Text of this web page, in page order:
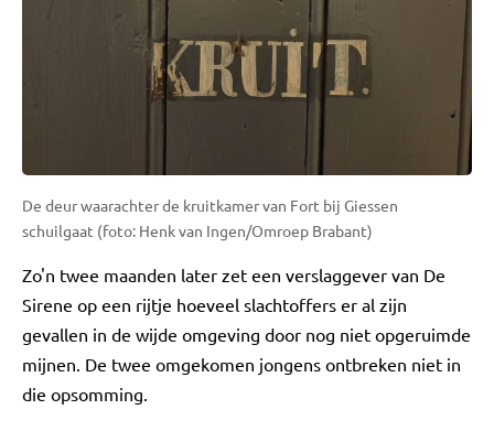
De deur waarachter de kruitkamer van Fort bij Giessen
schuilgaat (foto: Henk van Ingen/Omroep Brabant)
Zo'n twee maanden later zet een verslaggever van De
Sirene op een rijtje hoeveel slachtoffers er al zijn
gevallen in de wijde omgeving door nog niet opgeruimde
mijnen. De twee omgekomen jongens ontbreken niet in
die opsomming.